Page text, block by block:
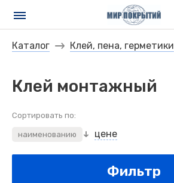
Каталог Клей, пена, герметики
Клей монтажный
Сортировать по:
наименованию цене
Фильтр